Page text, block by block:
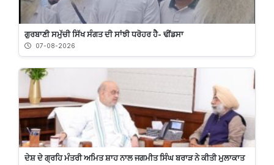
ਗੁਰਬਾਣੀ ਸਮੁੱਚੀ ਸਿੱਖ ਸੰਗਤ ਦੀ ਸਾਂਝੀ ਧਰੋਹਰ ਹੈ- ਢੀਂਡਸਾ
07-08-2026
ਦੇਸ਼ ਦੇ ਗ੍ਰਹਿ ਮੰਤਰੀ ਅਮਿਤ ਸ਼ਾਹ ਨਾਲ ਜਗਮੀਤ ਸਿੰਘ ਬਰਾੜ ਨੇ ਕੀਤੀ ਮੁਲਾਕਾਤ